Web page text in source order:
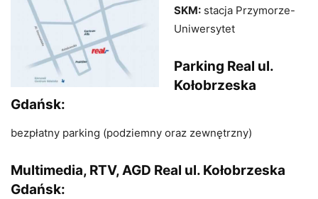
SKM: stacja Przymorze-
Uniwersytet
Parking Real ul.
Kołobrzeska
Gdańsk:
bezpłatny parking (podziemny oraz zewnętrzny)
Multimedia, RTV, AGD Real ul. Kołobrzeska
Gdańsk: